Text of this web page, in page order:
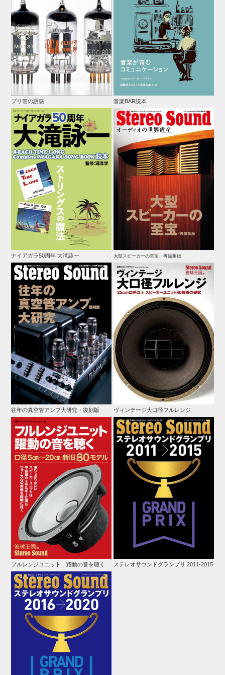
プリ管の誘惑 音楽BAR読本
ナイアガラ50周年 大滝詠一 大型スピーカーの至宝・再編集版
往年の真空管アンプ大研究・復刻版 ヴィンテージ大口径フルレンジ
フルレンジユニット 躍動の音を聴く ステレオサウンドグランプリ 2011-2015